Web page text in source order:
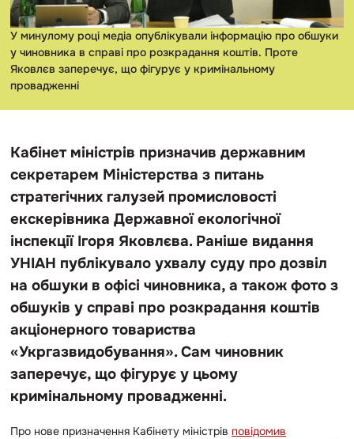
У минулому році медіа опублікували інформацію про обшуки
у чиновника в справі про розкрадання коштів. Проте
Яковлєв заперечує, що фігурує у кримінальному
провадженні
Кабінет міністрів призначив державним
секретарем Міністерства з питань
стратегічних галузей промисловості
екскерівника Державної екологічної
інспекції Ігоря Яковлєва. Раніше видання
УНІАН публікувало ухвалу суду про дозвіл
на обшуки в офісі чиновника, а також фото з
обшуків у справі про розкрадання коштів
акціонерного товариства
«Укргазвидобування». Сам чиновник
заперечує, що фігурує у цьому
кримінальному провадженні.
Про нове призначення Кабінету міністрів повідомив